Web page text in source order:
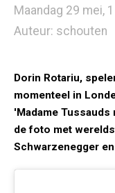
Maandag 29 mei,
Auteur: schouten
Dorin Rotariu,
momenteel in
'Madame
de foto met
Schwarzenegger en